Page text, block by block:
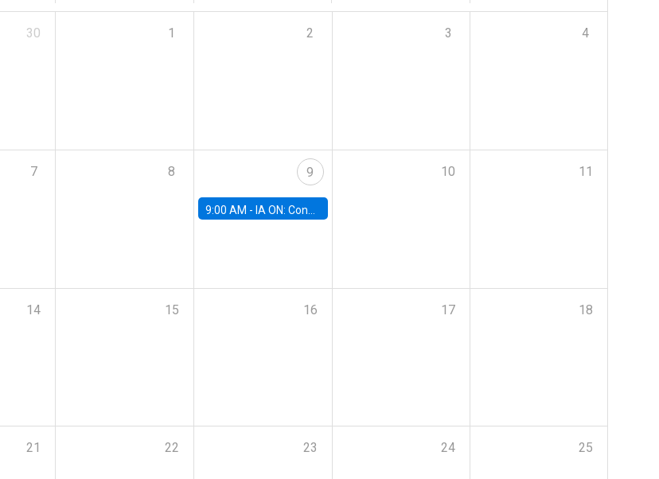
30 1 2 3 4
7 8 9
9:00 AM - IA ON: Conocimiento y Negocios en Modo Futuro.
10 11
14 15 16 17 18
21 22 23 24 25